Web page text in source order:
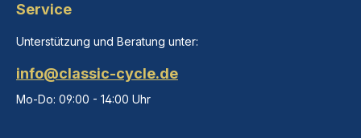
Service
Unterstützung und Beratung unter:
info@classic-cycle.de
Mo-Do: 09:00 - 14:00 Uhr